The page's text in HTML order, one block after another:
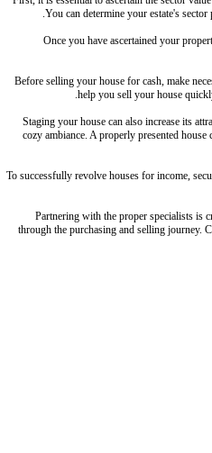
You can determine your estate's
Once you have ascertained your
Before selling your house for cash, make
help you sell your house
Staging your house can also increase its
cozy ambiance. A properly presented
To successfully revolve houses for income,
Partnering with the proper specialists is
through the purchasing and selling journey.